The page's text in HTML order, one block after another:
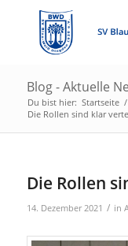
Blog - Aktuelle
Du bist hier: Startseite /
Die Rollen sind klar
Die Rollen
14. Dezember 2021 / in